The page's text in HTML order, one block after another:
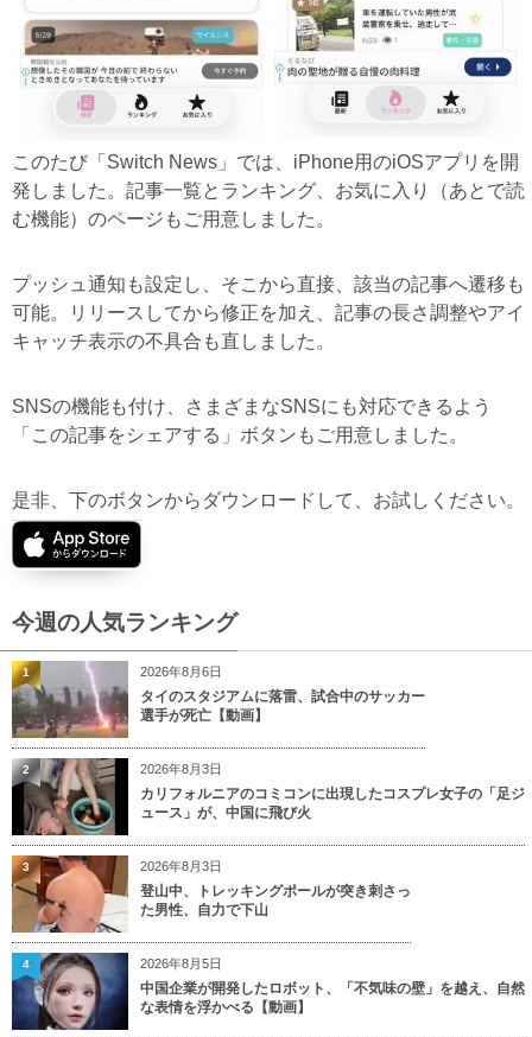
このたび「Switch News」では、iPhone用のiOSアプリを開
発しました。記事一覧とランキング、お気に入り（あとで読
む機能）のページもご用意しました。
プッシュ通知も設定し、そこから直接、該当の記事へ遷移も
可能。リリースしてから修正を加え、記事の長さ調整やアイ
キャッチ表示の不具合も直しました。
SNSの機能も付け、さまざまなSNSにも対応できるよう
「この記事をシェアする」ボタンもご用意しました。
是非、下のボタンからダウンロードして、お試しください。
今週の人気ランキング
2026年8月6日
タイのスタジアムに落雷、試合中のサッカー
選手が死亡【動画】
1
2026年8月3日
カリフォルニアのコミコンに出現したコスプレ女子の「足ジ
ュース」が、中国に飛び火
2
2026年8月3日
登山中、トレッキングポールが突き刺さっ
た男性、自力で下山
3
2026年8月5日
中国企業が開発したロボット、「不気味の壁」を越え、自然
な表情を浮かべる【動画】
4